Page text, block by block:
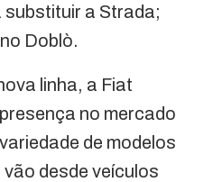
substituir a Strada;
Doblò.
linha, a Fiat
no mercado
de modelos
desde veículos